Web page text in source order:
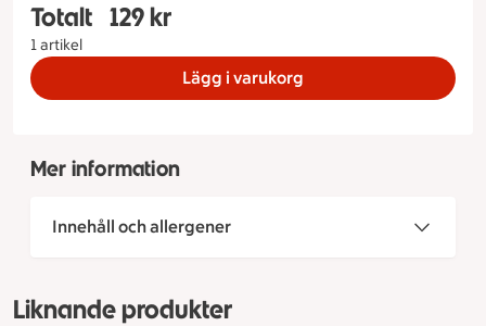
Totalt
1 artikel
Totalt 1 stycken Barnplanka, 129 kronor
129 kr
Lägg i varukorg
Mer information
Innehåll och allergener
Liknande produkter